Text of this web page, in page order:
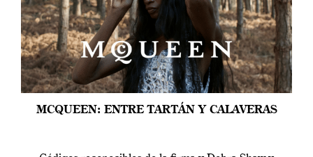
MCQUEEN: ENTRE TARTÁN Y CALAVERAS